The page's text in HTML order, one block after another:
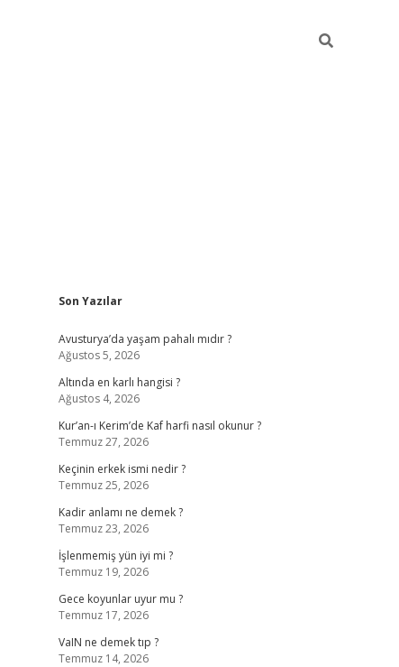
Sidebar
Son Yazılar
Avusturya’da yaşam pahalı mıdır ?
Ağustos 5, 2026
Altında en karlı hangisi ?
Ağustos 4, 2026
Kur’an-ı Kerim’de Kaf harfi nasıl okunur ?
Temmuz 27, 2026
Keçinin erkek ismi nedir ?
Temmuz 25, 2026
Kadir anlamı ne demek ?
Temmuz 23, 2026
İşlenmemiş yün iyi mi ?
Temmuz 19, 2026
Gece koyunlar uyur mu ?
Temmuz 17, 2026
VaIN ne demek tıp ?
Temmuz 14, 2026
ilbet giriş